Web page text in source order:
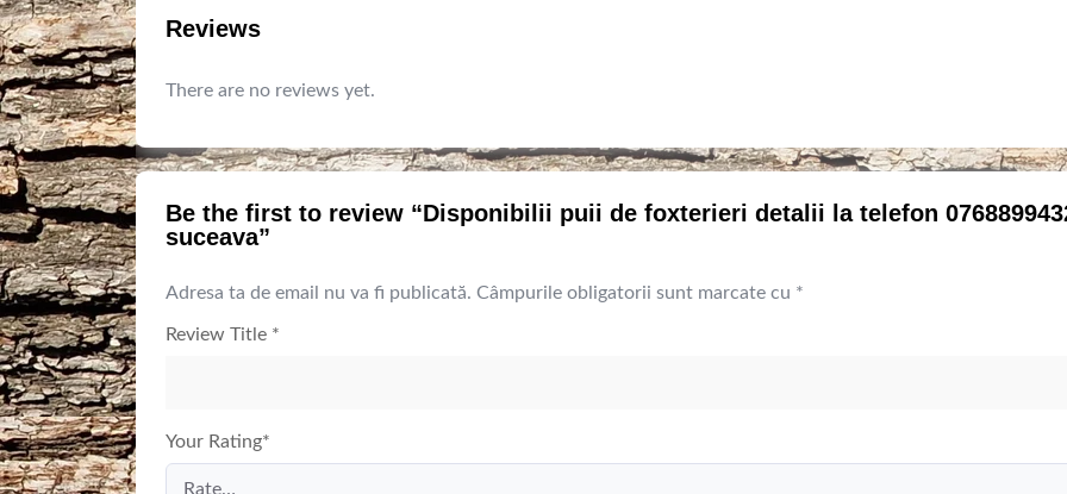
Reviews
There are no reviews yet.
Be the first to review “Disponibilii puii de foxterieri detalii la telefon
suceava”
Adresa ta de email nu va fi publicată. Câmpurile obligatorii sunt marcate cu *
Review Title *
Your Rating*